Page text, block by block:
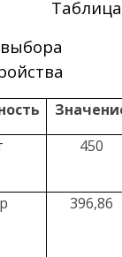
450
396,86